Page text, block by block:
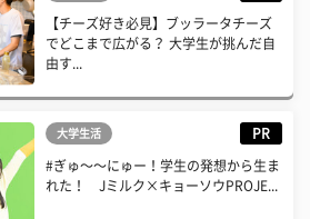
【チーズ好き必見】ブッラータチーズ
でどこまで広がる？ 大学生が挑んだ自
由す...
大学生活 PR
#ぎゅ〜〜にゅー！学生の発想から生ま
れた！ Jミルク×キョーソウPROJE...